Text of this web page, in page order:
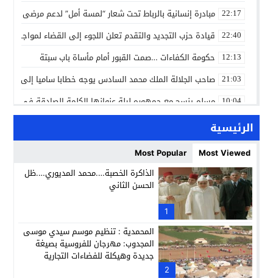
22:17 مبادرة إنسانية بالرباط تحت شعار “لمسة أمل” لدعم مرضى
22:40 قيادة حزب التجديد والتقدم تعلن اللجوء إلى القضاء لمواجهة
12:13 حكومة الكفاءات …صمت القبور أمام مأساة باب سبتة
21:03 صاحب الجلالة الملك محمد السادس يوجه خطابا ساميا إلى
10:04 مسلم ينسج مع جمهوره ليلة عنوانها الكلمة الصادقة في
18:17 مؤسسة سجلماسة الخاصة للتعليم العتيق… منارة تربوية تجمع
إحياء مشروع الحي الحرفي عنوان لقاء جمع وفد من جمعية
14:24 بن كيران يهاجم “البام”: “حزب الفساد وقياداته انتهى
11:33 كمال محرر يقود استئنافية تارودانت: مسار قضائي راسخ ورؤية
11:05 حبشان وكيلاً عاماً بتارودانت: ترقية جديدة في الحركة القضائية
الرئيسية
Most Viewed
Most Popular
1
الذاكرة الخصبة….محمد المديوري….ظل
الحسن الثاني
2
المحمدية : تنظيم موسم سيدي موسى
المجدوب: مهرجان للفروسية بصيغة
جديدة وهيكلة للفضاءات التجارية